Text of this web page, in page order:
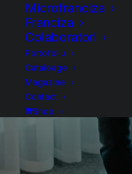
Microfranciza
Franciza
Colaboratori
Portofoliu
Cataloage
Magazine
Contact
Shop
și